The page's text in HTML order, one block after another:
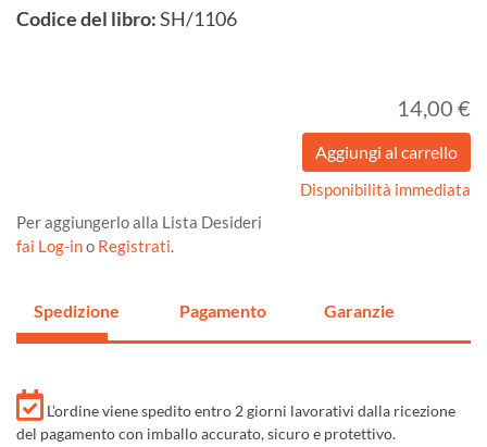
Codice del libro:SH/1106
14,00 €
Disponibilità immediata
Per aggiungerlo alla Lista Desideri
fai Log-ino Registrati.
Spedizione Pagamento Garanzie
L'ordine viene spedito entro 2 giorni lavorativi dalla ricezione
del pagamento con imballo accurato, sicuro e protettivo.